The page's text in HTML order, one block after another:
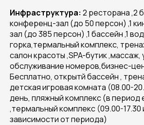
Инфраструктура: 2 ресторана ,2
конференц-зал (до 50 персон) ,1
зал (до 385 персон) ,1 бассейн ,1
горка,термальный комплекс,
салон красоты ,SPA-бутик ,массаж,
обслуживание номеров,бизнес-
Бесплатно, открытй бассейн ,
детская игровая комната (08.00-
день, пляжный комплекс (в период
,термальный комплекс (09.00-17.30
зависимости от периода)